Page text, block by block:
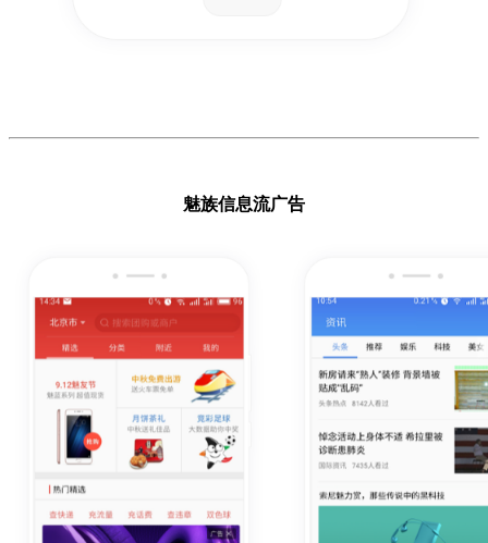
魅族信息流广告